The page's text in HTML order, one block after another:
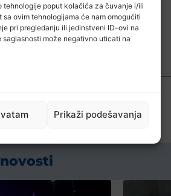
tehnologije poput kolačića za čuvanje i/ili
ovim tehnologijama će nam omogućiti
pri pregledanju ili jedinstveni ID-ovi na
može negativno uticati na
Prikaži podešavanja